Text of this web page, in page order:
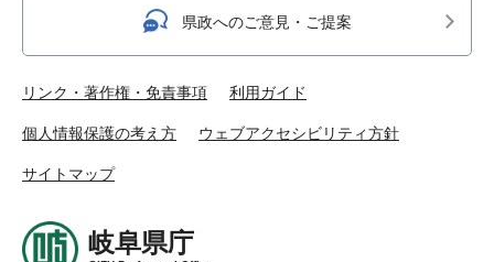
県政へのご意見・ご提案
リンク・著作権・免責事項 利用ガイド
個人情報保護の考え方 ウェブアクセシビリティ方針
サイトマップ
岐阜県庁